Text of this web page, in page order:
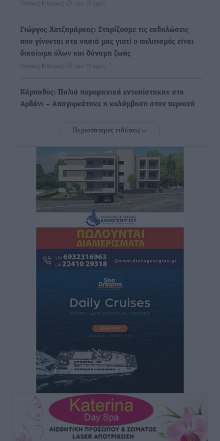
Τοπικές Ειδήσεις πριν 17 ώρες
Γιώργος Χατζημάρκος: Στηρίζουμε τις εκδηλώσεις
που γίνονται στα νησιά μας γιατί ο πολιτισμός είναι
δικαίωμα όλων και δύναμη ζωής
Τοπικές Ειδήσεις πριν 17 ώρες
Κάρπαθος: Παλιά πυρομαχικά εντοπίστηκαν στο
Αρδάνι – Απαγορεύτηκε η κολύμβηση στην περιοχή
εφησυχασμού» – Σε πλήρη ετοιμότητα ο μηχανισμός
Ειδήσεις• πριν 19 ώρες
Καιρός: Επιμένουν οι υψηλές θερμοκρασίες – Ισχυρά
μελτέμια έως 9 μποφόρ, σε «Red Code» 6 περιοχές
πριν 19 ώρες
Τα φοιτητικά ενοίκια «τινάζουν στον αέρα» τους
οικογενειακούς προϋπολογισμούς
πριν 19 ώρες
Δυνάμεις στη νήσο Ρω
34.000 αναχωρούν σήμερα μόνο από τον Πειραιά
Ειδήσεις• πριν 20 ώρες
Μόνιμες θέσεις στους παιδικούς σταθμούς: Οι
προϋποθέσεις, η 24μηνη εμπειρία και οι προθεσμίες
για τους δήμους
Τοπικές Ειδήσεις• πριν 20 ώρες
Περισσότερες ειδήσεις